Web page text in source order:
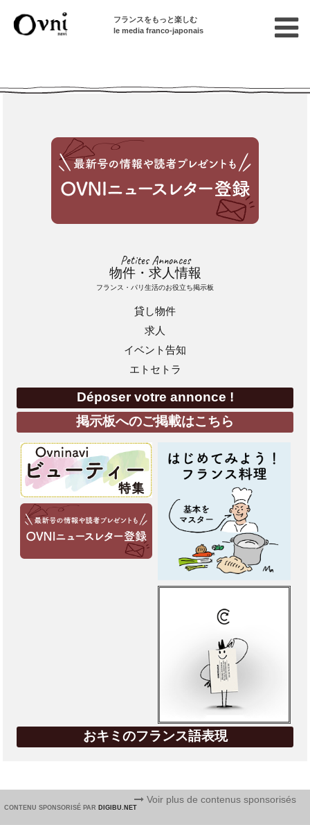
フランスをもっと楽しむ
le media franco-japonais
Petites Annonces
物件・求人情報
フランス・パリ生活のお役立ち掲示板
貸し物件
求人
イベント告知
エトセトラ
Déposer votre annonce !
掲示板へのご掲載はこちら
おキミのフランス語表現
CONTENU SPONSORISÉ PAR DIGIBU.NET
Voir plus de contenus sponsorisés